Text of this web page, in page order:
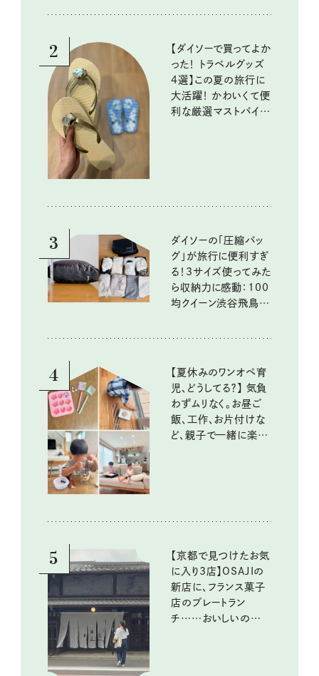
2
【ダイソーで買ってよか
った！ トラベルグッズ
4選】この夏の旅行に
大活躍！ かわいくて便
利な厳選マストバイア
3
ダイソーの「圧縮バッ
グ」が旅行に便利すぎ
る！3サイズ使ってみた
ら収納力に感動：100
均クイーン渋谷飛鳥の
4
【夏休みのワンオペ育
児、どうしてる？】 気負
わずムリなく。お昼ご
飯、工作、お片付けな
ど、親子で一緒に楽し
5
【京都で見つけたお気
に入り3店】OSAJIの
新店に、フランス菓子
店のプレートラン
チ……おいしいのんび